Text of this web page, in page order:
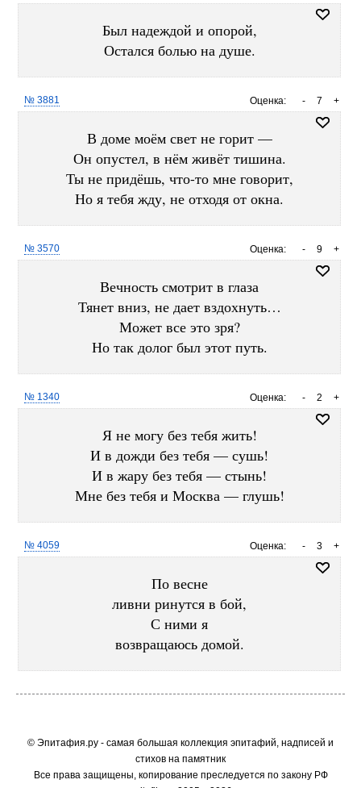
Был надеждой и опорой,
Остался болью на душе.
Оценка: +
7
-
№ 3881
В доме моём свет не горит —
Он опустел, в нём живёт тишина.
Ты не придёшь, что-то мне говорит,
Но я тебя жду, не отходя от окна.
Оценка: +
9
-
№ 3570
Вечность смотрит в глаза
Тянет вниз, не дает вздохнуть…
Может все это зря?
Но так долог был этот путь.
Оценка: +
2
-
№ 1340
Я не могу без тебя жить!
И в дожди без тебя — сушь!
И в жару без тебя — стынь!
Мне без тебя и Москва — глушь!
Оценка: +
3
-
№ 4059
По весне
ливни ринутся в бой,
С ними я
возвращаюсь домой.
© Эпитафия.ру - самая большая коллекция эпитафий, надписей и
стихов на памятник
Все права защищены, копирование преследуется по закону РФ